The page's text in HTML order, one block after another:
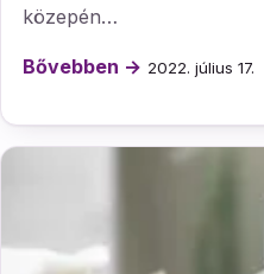
közepén…
Bővebben → 2022. július 17.